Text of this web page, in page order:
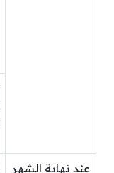
عند نهاية الشهر